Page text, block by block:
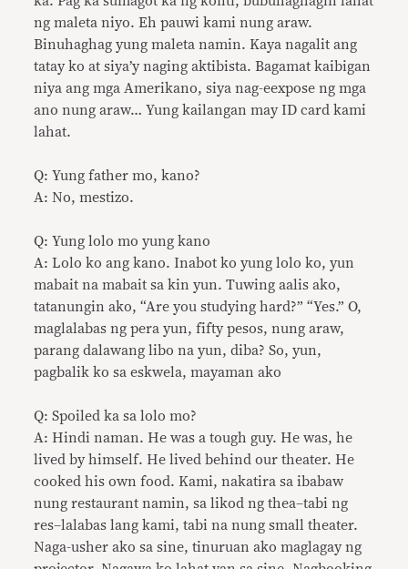
ng maleta niyo. Eh pauwi kami nung araw.
Binuhaghag yung maleta namin. Kaya nagalit ang
tatay ko at siya’y naging aktibista. Bagamat kaibigan
niya ang mga Amerikano, siya nag-eexpose ng mga
ano nung araw… Yung kailangan may ID card kami
lahat.
Q: Yung father mo, kano?
A: No, mestizo.
Q: Yung lolo mo yung kano
A: Lolo ko ang kano. Inabot ko yung lolo ko, yun
mabait na mabait sa kin yun. Tuwing aalis ako,
tatanungin ako, “Are you studying hard?” “Yes.” O,
maglalabas ng pera yun, fifty pesos, nung araw,
parang dalawang libo na yun, diba? So, yun,
pagbalik ko sa eskwela, mayaman ako
Q: Spoiled ka sa lolo mo?
A: Hindi naman. He was a tough guy. He was, he
lived by himself. He lived behind our theater. He
cooked his own food. Kami, nakatira sa ibabaw
nung restaurant namin, sa likod ng thea–tabi ng
res–lalabas lang kami, tabi na nung small theater.
Naga-usher ako sa sine, tinuruan ako maglagay ng